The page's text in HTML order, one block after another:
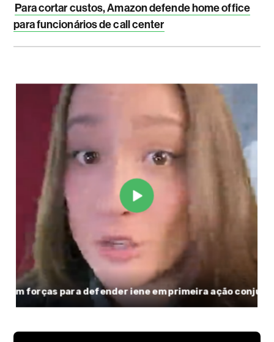
Para cortar custos, Amazon defende home office
para funcionários de call center